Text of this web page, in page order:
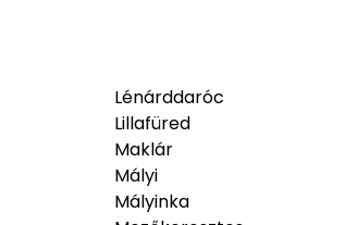
Lénárddaróc
Lillafüred
Maklár
Mályi
Mályinka